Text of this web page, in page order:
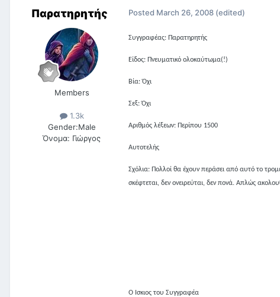
Παρατηρητής
Members
1.3k
Gender:Male
Όνομα: Γιώργος
Posted March 26, 2008 (edited)
Συγγραφέας: Παρατηρητής
Είδος: Πνευματικό ολοκαύτωμα(!)
Βία: Όχι
Σεξ: Όχι
Αριθμός λέξεων: Περίπου 1500
Αυτοτελής
Σχόλια: Πολλοί θα έχουν περάσει από αυτό το
σκέφτεται, δεν ονειρεύται, δεν πονά. Απλώς
Ο Ίσκιος του Συγγραφέα